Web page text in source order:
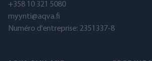
+358 10 321 5080
myynti@aqva.fi
Numéro d'entreprise: 2351337-8